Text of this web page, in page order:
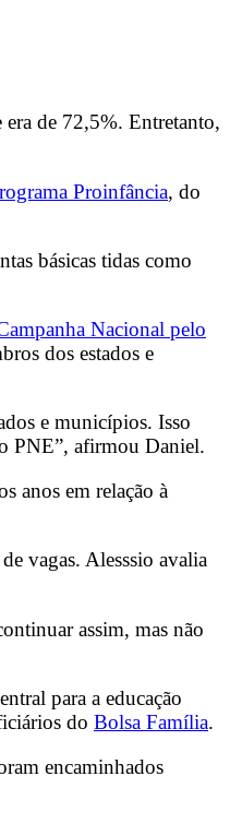
de 72,5%. Entretanto,
Proinfância, do
básicas tidas como
Nacional pelo
dos estados e
e municípios. Isso
PNE”, afirmou Daniel.
anos em relação à
vagas. Alesssio avalia
assim, mas não
para a educação
do Bolsa Família.
encaminhados